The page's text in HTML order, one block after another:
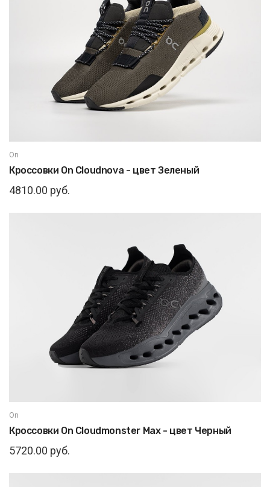
On
Кроссовки On Cloudnova - цвет Зеленый
4810.00 руб.
On
Кроссовки On Cloudmonster Max - цвет Черный
5720.00 руб.